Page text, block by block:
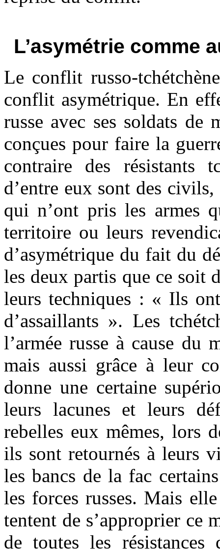
L’asymétrie comme
Le conflit russo-
conflit asymétrique. En
russe avec ses soldats de
conçues pour faire la
contraire des résistants
d’entre eux sont des
qui n’ont pris les armes
territoire ou leurs
d’asymétrique du fait du
les deux partis que ce soit
leurs techniques : « Ils
d’assaillants ». Les
l’armée russe à cause du
mais aussi grâce à leur
donne une certaine
leurs lacunes et leurs
rebelles eux mêmes, lors
ils sont retournés à leurs
les bancs de la fac
les forces russes. Mais
tentent de s’approprier ce
de toutes les